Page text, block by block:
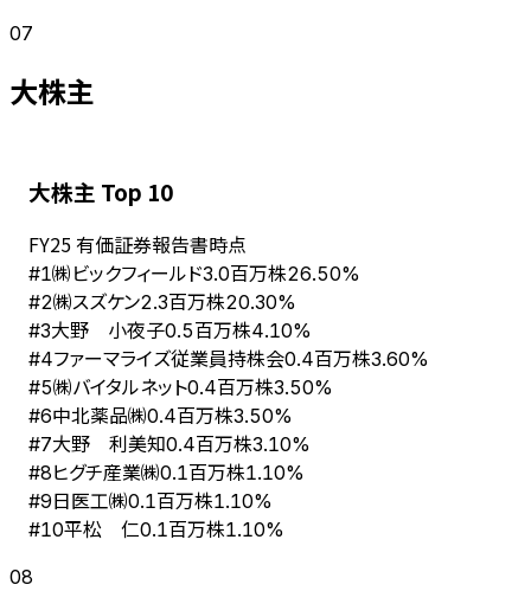
07
大株主
大株主 Top 10
FY25 有価証券報告書時点
#1㈱ビックフィールド3.0百万株26.50%
#2㈱スズケン2.3百万株20.30%
#3大野 小夜子0.5百万株4.10%
#4ファーマライズ従業員持株会0.4百万株3.60%
#5㈱バイタルネット0.4百万株3.50%
#6中北薬品㈱0.4百万株3.50%
#7大野 利美知0.4百万株3.10%
#8ヒグチ産業㈱0.1百万株1.10%
#9日医工㈱0.1百万株1.10%
#10平松 仁0.1百万株1.10%
08